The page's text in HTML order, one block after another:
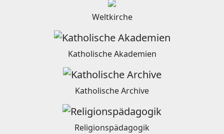
Weltkirche
Katholische Akademien
Katholische Archive
Religionspädagogik